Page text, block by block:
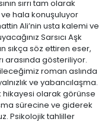
sırrı tam olarak
hala konuşuluyor
Ali’nin usta kalemi ve
Sarsıcı Aşk
sıkça söz ettiren eser,
arasında gösteriliyor.
roman aslında
ve yabancılaşma.
hikayesi olarak görünse
sürecine ve giderek
Psikolojik tahliller